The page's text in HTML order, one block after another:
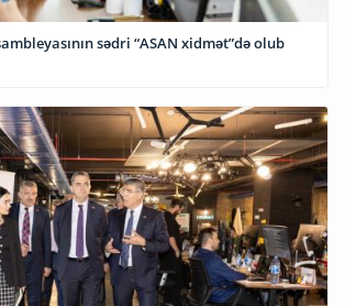
sədri “ASAN xidmət”də olub